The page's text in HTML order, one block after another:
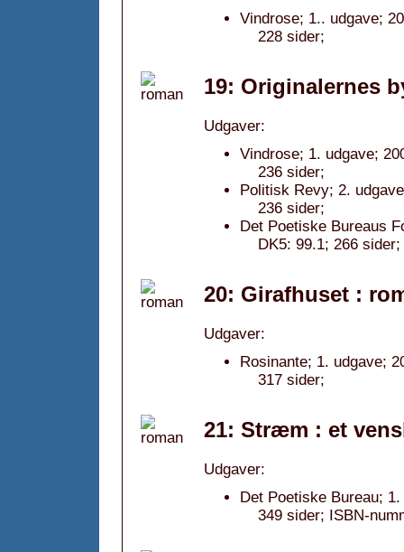
Vindrose; 1.. udgave;
228 sider;
19: Originalernes
Udgaver:
Vindrose; 1. udgave;
236 sider;
Politisk Revy; 2.
236 sider;
Det Poetiske Bureaus
DK5: 99.1; 266
20: Girafhuset :
Udgaver:
Rosinante; 1. udgave;
317 sider;
21: Stræm : et
Udgaver:
Det Poetiske Bureau;
349 sider; ISBN-